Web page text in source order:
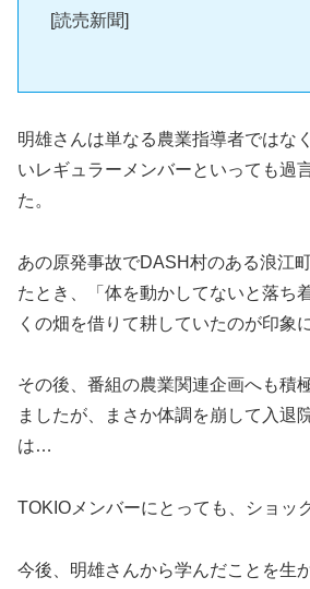
[読売新聞]
明雄さんは単なる農業指導者ではな
いレギュラーメンバーといっても過
た。
あの原発事故でDASH村のある浪江
たとき、「体を動かしてないと落ち
くの畑を借りて耕していたのが印象
その後、番組の農業関連企画へも積
ましたが、まさか体調を崩して入退
は…
TOKIOメンバーにとっても、ショッ
今後、明雄さんから学んだことを生